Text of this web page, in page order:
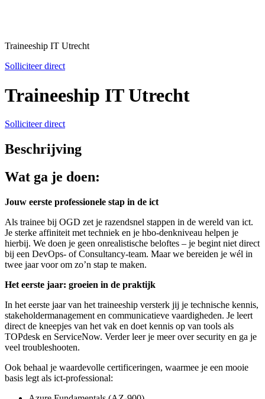
Traineeship IT Utrecht
Solliciteer direct
Traineeship IT Utrecht
Solliciteer direct
Beschrijving
Wat ga je doen:
Jouw eerste professionele stap in de ict
Als trainee bij OGD zet je razendsnel stappen in de wereld van ict.
Je sterke affiniteit met techniek en je hbo-denkniveau helpen je
hierbij. We doen je geen onrealistische beloftes – je begint niet direct
bij een DevOps- of Consultancy-team. Maar we bereiden je wél in
twee jaar voor om zo’n stap te maken.
Het eerste jaar: groeien in de praktijk
In het eerste jaar van het traineeship versterk jij je technische kennis,
stakeholdermanagement en communicatieve vaardigheden. Je leert
direct de kneepjes van het vak en doet kennis op van tools als
TOPdesk en ServiceNow. Verder leer je meer over security en ga je
veel troubleshooten.
Ook behaal je waardevolle certificeringen, waarmee je een mooie
basis legt als ict-professional: